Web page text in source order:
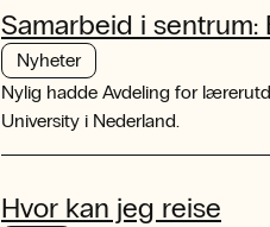
Samarbeid i
Nyheter
Nylig hadde Avdeling for
University i Nederland.
Hvor kan jeg reise